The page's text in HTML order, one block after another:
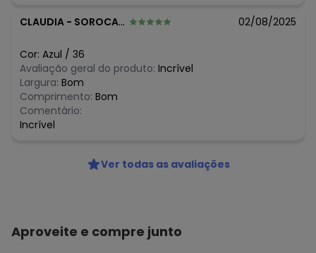
CLAUDIA - SOROCABA - SP 02/08/2025
Cor: Azul / 36
Avaliação geral do produto: Incrível
Largura: Bom
Comprimento: Bom
Comentário:
Incrível
Ver todas as avaliações
Aproveite e compre junto